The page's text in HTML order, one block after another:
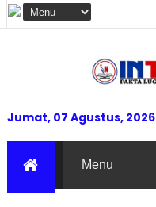
Jumat, 07 Agustus, 2026